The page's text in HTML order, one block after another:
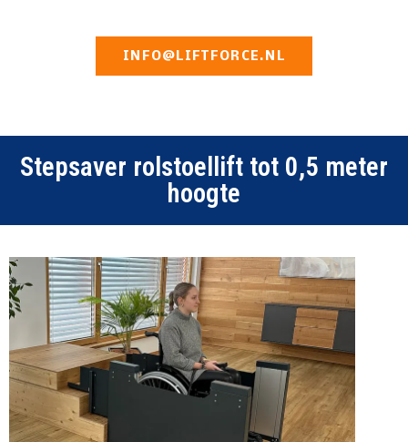
INFO@LIFTFORCE.NL
Stepsaver rolstoellift tot 0,5 meter
hoogte